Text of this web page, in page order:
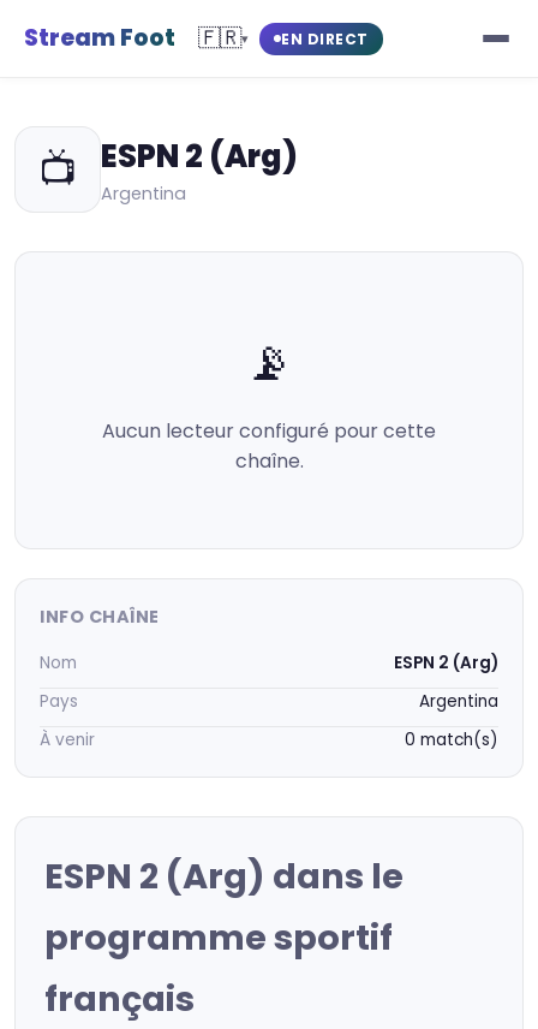
Stream Foot 🇫🇷▾ EN DIRECT
📺 ESPN 2 (Arg)
Argentina
📡
Aucun lecteur configuré pour cette
chaîne.
INFO CHAÎNE
Nom
ESPN 2 (Arg)
Pays
Argentina
À venir
0 match(s)
ESPN 2 (Arg) dans le
programme sportif
français